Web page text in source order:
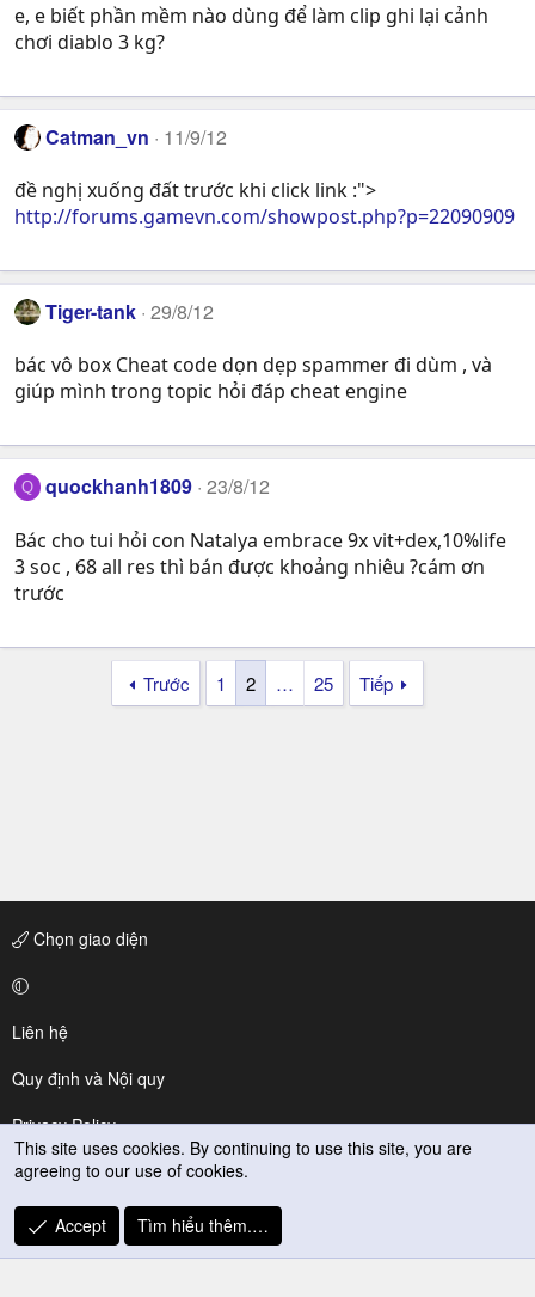
e, e biết phần mềm nào dùng để làm clip ghi lại cảnh
chơi diablo 3 kg?
Catman_vn 11/9/12
đề nghị xuống đất trước khi click link :">
http://forums.gamevn.com/showpost.php?p=22090909
Tiger-tank 29/8/12
bác vô box Cheat code dọn dẹp spammer đi dùm , và
giúp mình trong topic hỏi đáp cheat engine
Q quockhanh1809 23/8/12
Bác cho tui hỏi con Natalya embrace 9x vit+dex,10%life
3 soc , 68 all res thì bán được khoảng nhiêu ?cám ơn
trước
Trước 1 2 … 25 Tiếp
Chọn giao diện
Liên hệ
Quy định và Nội quy
Privacy Policy
Trợ giúp
R
S
This site uses cookies. By continuing to use this site, you are
agreeing to our use of cookies.
Accept Tìm hiểu thêm.…